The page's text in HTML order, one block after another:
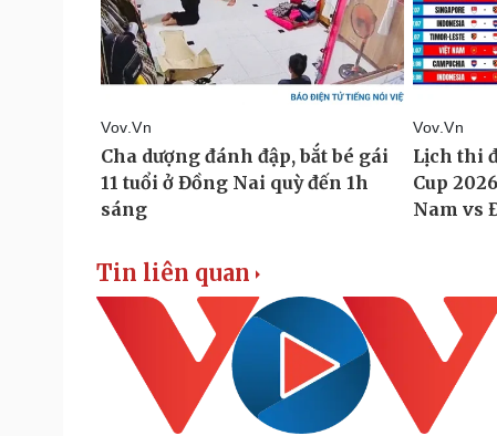
Tin liên quan